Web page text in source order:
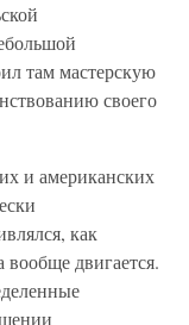
там мастерскую
своего
и американских
как
вообще двигается.